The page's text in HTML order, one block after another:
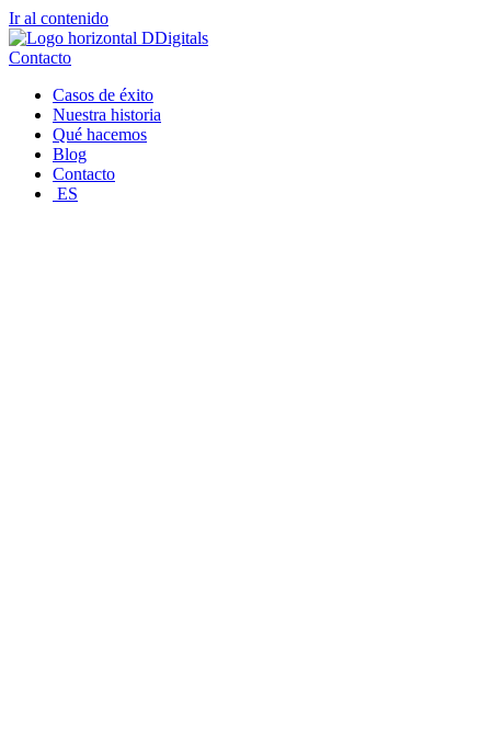
Ir al contenido
Contacto
Casos de éxito
Nuestra historia
Qué hacemos
Blog
Contacto
ES